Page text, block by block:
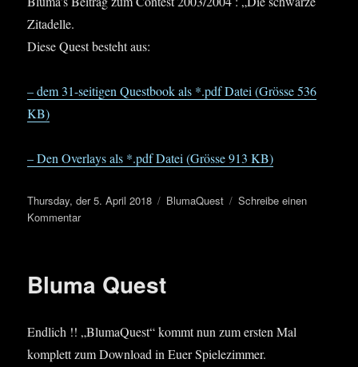
Zitadelle.
Diese Quest besteht aus:
– dem 31-seitigen Questbook als *.pdf Datei (Grösse 536
KB)
– Den Overlays als *.pdf Datei (Grösse 913 KB)
Veröffentlicht
am
Thursday, der 5. April 2018 Kategorien
BlumaQuest
Schreibe einen
Kommentarzu
Bluma Quest
Endlich !! „BlumaQuest“ kommt nun zum ersten Mal
komplett zum Download in Euer Spielezimmer.